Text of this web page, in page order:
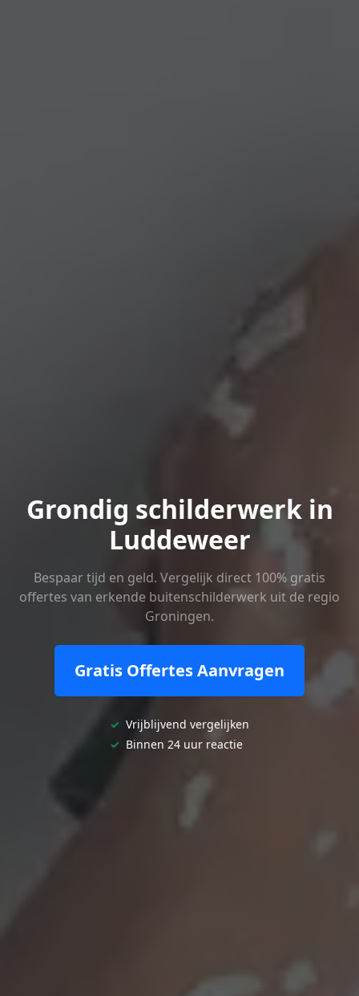
Grondig schilderwerk in
Luddeweer
Bespaar tijd en geld. Vergelijk direct 100% gratis
offertes van erkende buitenschilderwerk uit de regio
Groningen.
Gratis Offertes Aanvragen
✓ Vrijblijvend vergelijken
✓ Binnen 24 uur reactie